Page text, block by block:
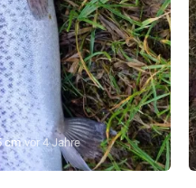
cm vor 4 Jahre